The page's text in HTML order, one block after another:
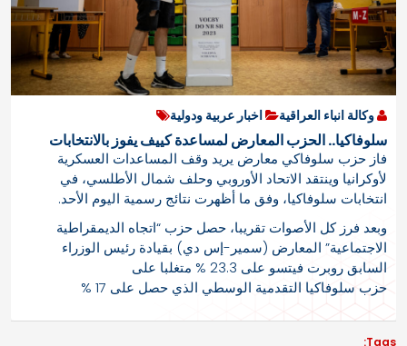
وكالة انباء العراقية اخبار عربية ودولية
سلوفاكيا.. الحزب المعارض لمساعدة كييف يفوز بالانتخابات
فاز حزب سلوفاكي معارض يريد وقف المساعدات العسكرية
لأوكرانيا وينتقد الاتحاد الأوروبي وحلف شمال الأطلسي، في
انتخابات سلوفاكيا، وفق ما أظهرت نتائج رسمية اليوم الأحد.
وبعد فرز كل الأصوات تقريبا، حصل حزب “اتجاه الديمقراطية
الاجتماعية” المعارض (سمير-إس دي) بقيادة رئيس الوزراء
السابق روبرت فيتسو على 23.3 % متغلبا على
حزب سلوفاكيا التقدمية الوسطي الذي حصل على 17 %
Tags: